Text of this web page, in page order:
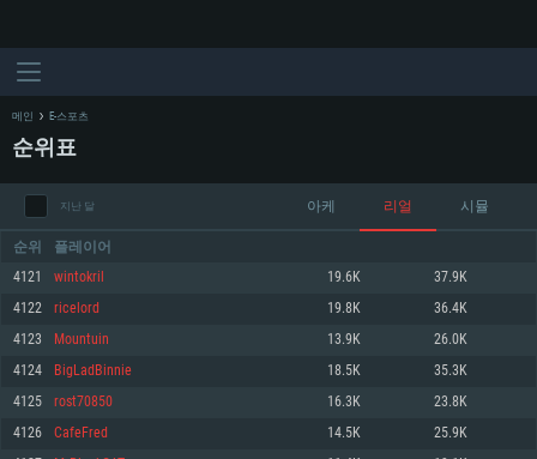
시스템 요구사항
메인 E-스포츠
순위표
지난 달 아케 리얼 시뮬
순위 플레이어
4121 wintokril 19.6K 37.9K
4122 rіcelord 19.8K 36.4K
4123 Mountuin 13.9K 26.0K
4124 BigLadBinnie 18.5K 35.3K
4125 rost70850 16.3K 23.8K
4126 CafeFred 14.5K 25.9K